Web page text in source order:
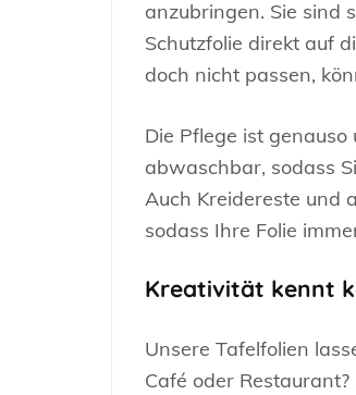
anzubringen. Sie sind
Schutzfolie direkt auf
doch nicht passen,
Die Pflege ist
abwaschbar, sodass
Auch Kreidereste und
sodass Ihre Folie
Kreativität kennt
Unsere Tafelfolien
Café oder